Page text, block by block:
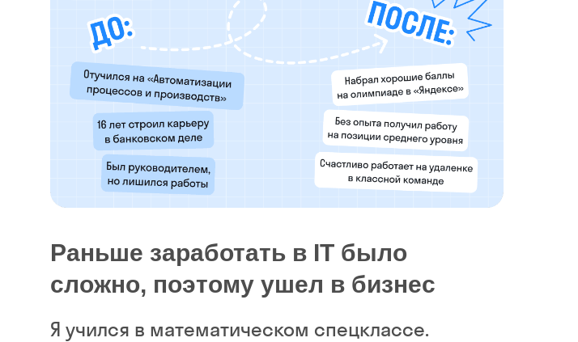
Раньше заработать в IT было
сложно, поэтому ушел в бизнес
Я учился в математическом спецклассе.